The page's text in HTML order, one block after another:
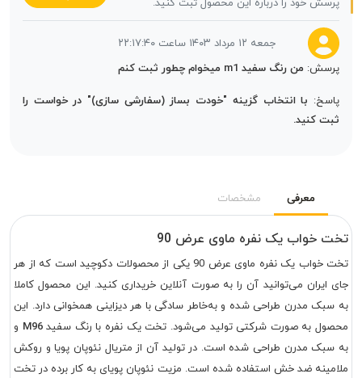
پرسش خود را درباره این محصول ثبت کنید.
جمعه ۱۲ مرداد ۱۴۰۳ ساعت ۲۲:۱۷:۴۰
پرسش:من رنگ سفید m1 میخوام چطور ثبت کنم
پاسخ:با انتخاب گزینه "خودت بساز (سفارشی سازی)" در خواست را
ثبت کنید.
معرفی مشخصات
تخت خواب یک نفره ماوی عرض 90
تخت خواب یک نفره ماوی عرض 90 یکی از محصولات دکوچید است که از هر
جای ایران می‌توانید آن را به صورت آنلاین خریداری کنید. این محصول کاملا
به سبک مدرن طراحی شده و به‌خاطر سادگی با هر دیزاینی همخوانی دارد. این
محصول به صورت شرکتی تولید می‌شود. تخت یک نفره با رنگ سفیدM96و
به سبک مدرن طراحی شده است. در تولید آن از متریال نئوپان پویا و روکش
ملامینه ضد خش استفاده شده است. مزیت نئوپان پویای به کار برده در تخت